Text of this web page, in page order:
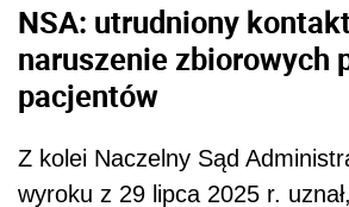
NSA: utrudniony
naruszenie zbiorowych
pacjentów
Z kolei Naczelny Sąd
wyroku z 29 lipca 2025 r.